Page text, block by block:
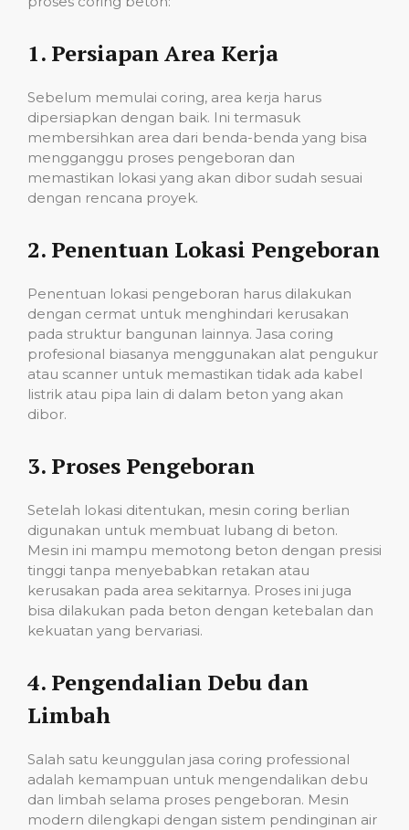
1. Persiapan Area Kerja
Sebelum memulai coring, area kerja harus
dipersiapkan dengan baik. Ini termasuk
membersihkan area dari benda-benda yang bisa
mengganggu proses pengeboran dan
memastikan lokasi yang akan dibor sudah sesuai
dengan rencana proyek.
2. Penentuan Lokasi Pengeboran
Penentuan lokasi pengeboran harus dilakukan
dengan cermat untuk menghindari kerusakan
pada struktur bangunan lainnya. Jasa coring
profesional biasanya menggunakan alat pengukur
atau scanner untuk memastikan tidak ada kabel
listrik atau pipa lain di dalam beton yang akan
dibor.
3. Proses Pengeboran
Setelah lokasi ditentukan, mesin coring berlian
digunakan untuk membuat lubang di beton.
Mesin ini mampu memotong beton dengan presisi
tinggi tanpa menyebabkan retakan atau
kerusakan pada area sekitarnya. Proses ini juga
bisa dilakukan pada beton dengan ketebalan dan
kekuatan yang bervariasi.
4. Pengendalian Debu dan
Limbah
Salah satu keunggulan jasa coring professional
adalah kemampuan untuk mengendalikan debu
dan limbah selama proses pengeboran. Mesin
modern dilengkapi dengan sistem pendinginan air